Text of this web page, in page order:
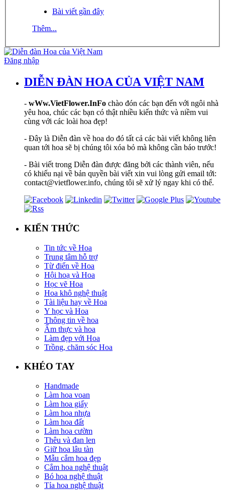
Bài viết gần đây
Thêm...
Đăng nhập
DIỄN ĐÀN HOA CỦA VIỆT NAM
- wWw.VietFlower.InFo chào đón các bạn đến với ngôi nhà
yêu hoa, chúc các bạn có thật nhiều kiến thức và niềm vui
cùng với các loài hoa đẹp!
- Đây là Diễn đàn về hoa do đó tất cả các bài viết không liên
quan tới hoa sẽ bị chúng tôi xóa bỏ mà không cần báo trước!
- Bài viết trong Diễn đàn được đăng bởi các thành viên, nếu
có khiếu nại về bản quyền bài viết xin vui lòng gửi email tới:
contact@vietflower.info, chúng tôi sẽ xử lý ngay khi có thể.
KIẾN THỨC
Tin tức về Hoa
Trung tâm hỗ trợ
Từ điển về Hoa
Hội hoạ và Hoa
Học vẽ Hoa
Hoa khô nghệ thuật
Tài liệu hay về Hoa
Y học và Hoa
Thông tin về hoa
Ẩm thực và hoa
Làm đẹp với Hoa
Trồng, chăm sóc Hoa
KHÉO TAY
Handmade
Làm hoa voan
Làm hoa giấy
Làm hoa nhựa
Làm hoa đất
Làm hoa cườm
Thêu và đan len
Giữ hoa lâu tàn
Mẫu cắm hoa đẹp
Cắm hoa nghệ thuật
Bó hoa nghệ thuật
Tỉa hoa nghệ thuật